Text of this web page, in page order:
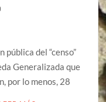
pública del “censo”
Generalizada que
por lo menos, 28